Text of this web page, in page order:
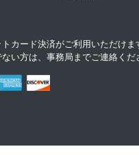
カード決済がご利用いただけま
い方は、事務局までご連絡くだ